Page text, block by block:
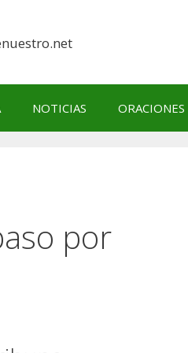
NOTICIAS ORACIONES
por